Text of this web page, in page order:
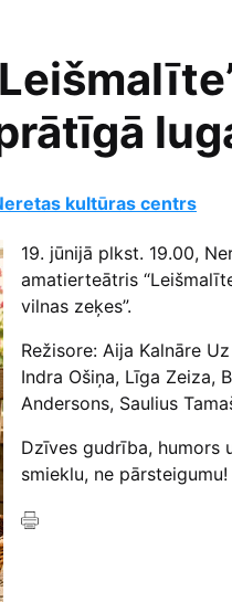
kultūras centrs
19. jūnijā plkst. 19.00,
amatierteātris
vilnas zeķes”.
Režisore: Aija Kalnāre
Indra Ošiņa, Līga Zeiza,
Andersons, Saulius
Dzīves gudrība, humors
smieklu, ne pārsteigumu!